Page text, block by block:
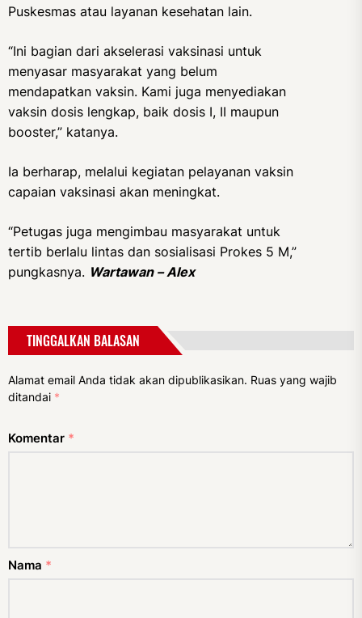
Puskesmas atau layanan kesehatan lain.
“Ini bagian dari akselerasi vaksinasi untuk
menyasar masyarakat yang belum
mendapatkan vaksin. Kami juga menyediakan
vaksin dosis lengkap, baik dosis I, II maupun
booster,” katanya.
Ia berharap, melalui kegiatan pelayanan vaksin
capaian vaksinasi akan meningkat.
“Petugas juga mengimbau masyarakat untuk
tertib berlalu lintas dan sosialisasi Prokes 5 M,”
pungkasnya. Wartawan – Alex
TINGGALKAN BALASAN
Alamat email Anda tidak akan dipublikasikan. Ruas yang wajib
ditandai *
Komentar *
Nama *